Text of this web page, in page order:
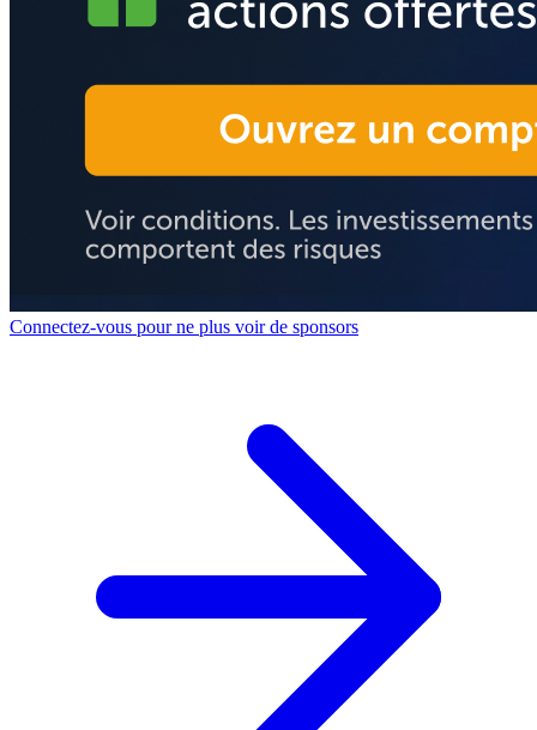
Connectez-vous pour ne plus voir de sponsors